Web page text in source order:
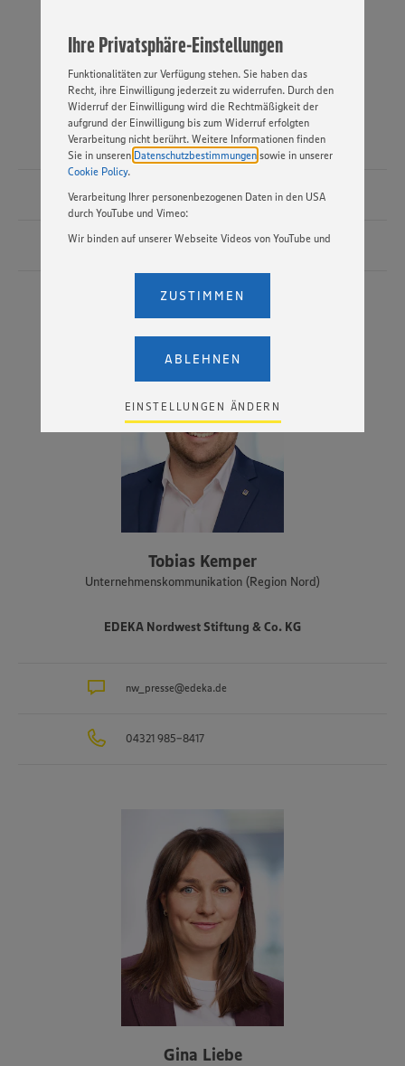
Ihre Privatsphäre-Einstellungen
„EINSTELLUNGEN ÄNDERN”. Bitte beachten Sie, dass auf
Basis Ihrer Einstellungen ggf. nicht mehr alle
Funktionalitäten zur Verfügung stehen. Sie haben das
Recht, ihre Einwilligung jederzeit zu widerrufen. Durch den
Widerruf der Einwilligung wird die Rechtmäßigkeit der
aufgrund der Einwilligung bis zum Widerruf erfolgten
Verarbeitung nicht berührt. Weitere Informationen finden
Sie in unseren Datenschutzbestimmungen sowie in unserer
Cookie Policy.
Verarbeitung Ihrer personenbezogenen Daten in den USA
durch YouTube und Vimeo:
Wir binden auf unserer Webseite Videos von YouTube und
Einstellungen bezüglich YouTube und Vimeo zu ändern,
ein, dass Ihre Daten (IP-Adresse, Zeitstempel, ggf.
Nutzerverhalten auf unserer Webseite) an die Anbieter der
Dienste YouTube und Vimeo in den USA übermittelt und
dort verarbeitet werden. Der EuGH sieht die USA als Land
angemessenen Datenschutzniveau an. Es besteht das
Risiko eines Zugriffs durch US-amerikanische Behörden.
Zudem wissen wir nicht genau, wie die Anbieter der
genannten Dienste Ihre Daten verarbeiten. Weitere
Informationen zur Nutzung der Dienste finden Sie in
unseren Datenschutzhinweisen sowie in unserer Cookie
Policy unter den Stichworten „YouTube” und „Vimeo”.
EINSTELLUNGEN ÄNDERN
ABLEHNEN
ZUSTIMMEN
Gilberto Bruletti
Unternehmenskommunikation (Region Rhein-Ruhr)
EDEKA Nordwest Stiftung & Co. KG
nw_presse@edeka.de
02841 209-2272
Tobias Kemper
Unternehmenskommunikation (Region Nord)
EDEKA Nordwest Stiftung & Co. KG
nw_presse@edeka.de
04321 985-8417
Gina Liebe